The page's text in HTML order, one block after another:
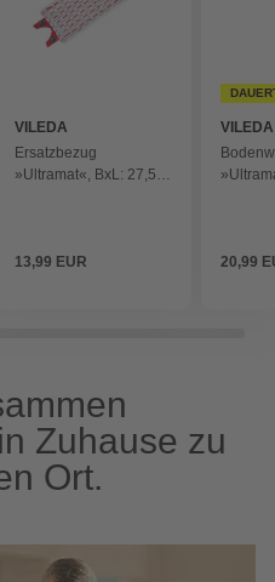
VILEDA
Ersatzbezug
»Ultramat«, BxL: 27,5 x
13,99 EUR
VILEDA
20,99
Zuhause zu
Ort.